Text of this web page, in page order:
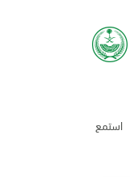
استمع